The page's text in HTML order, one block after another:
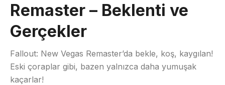
Remaster – Beklenti ve
Gerçekler
Fallout: New Vegas Remaster’da bekle, koş, kaygılan!
Eski çoraplar gibi, bazen yalnızca daha yumuşak
kaçarlar!